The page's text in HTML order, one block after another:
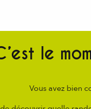
le
Vous avez bien